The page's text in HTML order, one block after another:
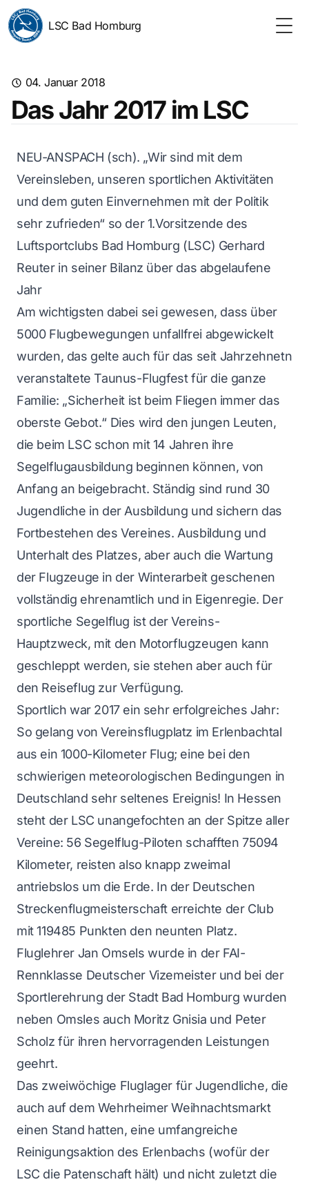
LSC Bad Homburg
04. Januar 2018
Das Jahr 2017 im LSC
NEU-ANSPACH (sch). „Wir sind mit dem
Vereinsleben, unseren sportlichen Aktivitäten
und dem guten Einvernehmen mit der Politik
sehr zufrieden“ so der 1.Vorsitzende des
Luftsportclubs Bad Homburg (LSC) Gerhard
Reuter in seiner Bilanz über das abgelaufene
Jahr
Am wichtigsten dabei sei gewesen, dass über
5000 Flugbewegungen unfallfrei abgewickelt
wurden, das gelte auch für das seit Jahrzehnetn
veranstaltete Taunus-Flugfest für die ganze
Familie: „Sicherheit ist beim Fliegen immer das
oberste Gebot.“ Dies wird den jungen Leuten,
die beim LSC schon mit 14 Jahren ihre
Segelflugausbildung beginnen können, von
Anfang an beigebracht. Ständig sind rund 30
Jugendliche in der Ausbildung und sichern das
Fortbestehen des Vereines. Ausbildung und
Unterhalt des Platzes, aber auch die Wartung
der Flugzeuge in der Winterarbeit geschenen
vollständig ehrenamtlich und in Eigenregie. Der
sportliche Segelflug ist der Vereins-
Hauptzweck, mit den Motorflugzeugen kann
geschleppt werden, sie stehen aber auch für
den Reiseflug zur Verfügung.
Sportlich war 2017 ein sehr erfolgreiches Jahr:
So gelang von Vereinsflugplatz im Erlenbachtal
aus ein 1000-Kilometer Flug; eine bei den
schwierigen meteorologischen Bedingungen in
Deutschland sehr seltenes Ereignis! In Hessen
steht der LSC unangefochten an der Spitze aller
Vereine: 56 Segelflug-Piloten schafften 75094
Kilometer, reisten also knapp zweimal
antriebslos um die Erde. In der Deutschen
Streckenflugmeisterschaft erreichte der Club
mit 119485 Punkten den neunten Platz.
Fluglehrer Jan Omsels wurde in der FAI-
Rennklasse Deutscher Vizemeister und bei der
Sportlerehrung der Stadt Bad Homburg wurden
neben Omsles auch Moritz Gnisia und Peter
Scholz für ihren hervorragenden Leistungen
geehrt.
Das zweiwöchige Fluglager für Jugendliche, die
auch auf dem Wehrheimer Weihnachtsmarkt
einen Stand hatten, eine umfangreiche
Reinigungsaktion des Erlenbachs (wofür der
LSC die Patenschaft hält) und nicht zuletzt die